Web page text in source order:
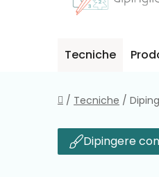
Tecniche
Casa
/ Tecniche /
Dipingere